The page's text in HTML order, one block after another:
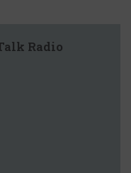
Radio